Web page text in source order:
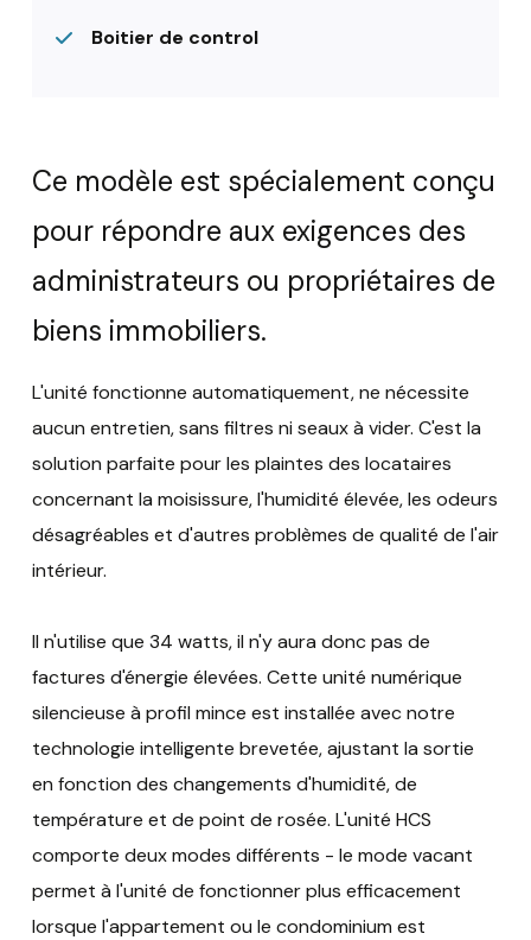
Boitier de control
Ce modèle est spécialement conçu
pour répondre aux exigences des
administrateurs ou propriétaires de
biens immobiliers.
L'unité fonctionne automatiquement, ne nécessite
aucun entretien, sans filtres ni seaux à vider. C'est la
solution parfaite pour les plaintes des locataires
concernant la moisissure, l'humidité élevée, les odeurs
désagréables et d'autres problèmes de qualité de l'air
intérieur.
Il n'utilise que 34 watts, il n'y aura donc pas de
factures d'énergie élevées. Cette unité numérique
silencieuse à profil mince est installée avec notre
technologie intelligente brevetée, ajustant la sortie
en fonction des changements d'humidité, de
température et de point de rosée. L'unité HCS
comporte deux modes différents - le mode vacant
permet à l'unité de fonctionner plus efficacement
lorsque l'appartement ou le condominium est